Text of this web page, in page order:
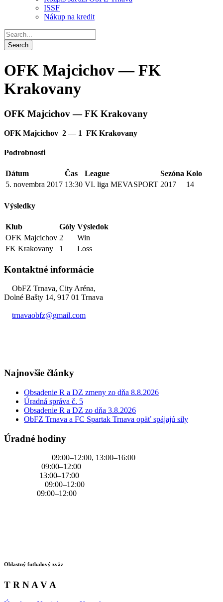
ISSF
Nákup na kredit
OFK Majcichov — FK
Krakovany
OFK Majcichov — FK Krakovany
OFK Majcichov 2 — 1 FK Krakovany
Podrobnosti
Dátum Čas League Sezóna Kolo
5. novembra 2017 13:30 VI. liga MEVASPORT 2017 14
Výsledky
Klub Góly Výsledok
OFK Majcichov 2
Win
FK Krakovany
1 Loss
Kontaktné informácie
ObFZ Trnava, City Aréna,
Dolné Bašty 14, 917 01 Trnava
trnavaobfz@gmail.com
Najnovšie články
Obsadenie R a DZ zmeny zo dňa 8.8.2026
Úradná správa č. 5
Obsadenie R a DZ zo dňa 3.8.2026
ObFZ Trnava a FC Spartak Trnava opäť spájajú sily
Úradné hodiny
09:00–12:00, 13:00–16:00
09:00–12:00
13:00–17:00
09:00–12:00
09:00–12:00
Oblastný futbalový zväz
T R N A V A